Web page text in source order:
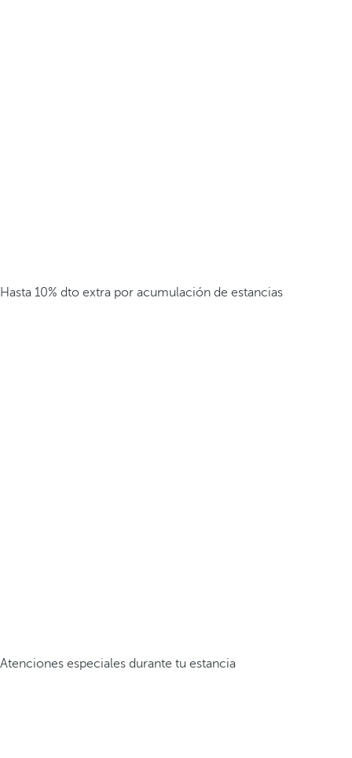
Hasta 10% dto extra por acumulación de estancias
Atenciones especiales durante tu estancia